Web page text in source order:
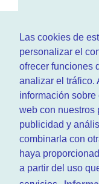
Las cookies de
personalizar el
ofrecer funciones
analizar el tráfico.
información
web con nuestros
publicidad y
combinarla con
haya
a partir del uso
En
larenovación
actualidad
Ademas
¿Quienes
Quieres saber
nuestra
aviso legal
.
nadie.